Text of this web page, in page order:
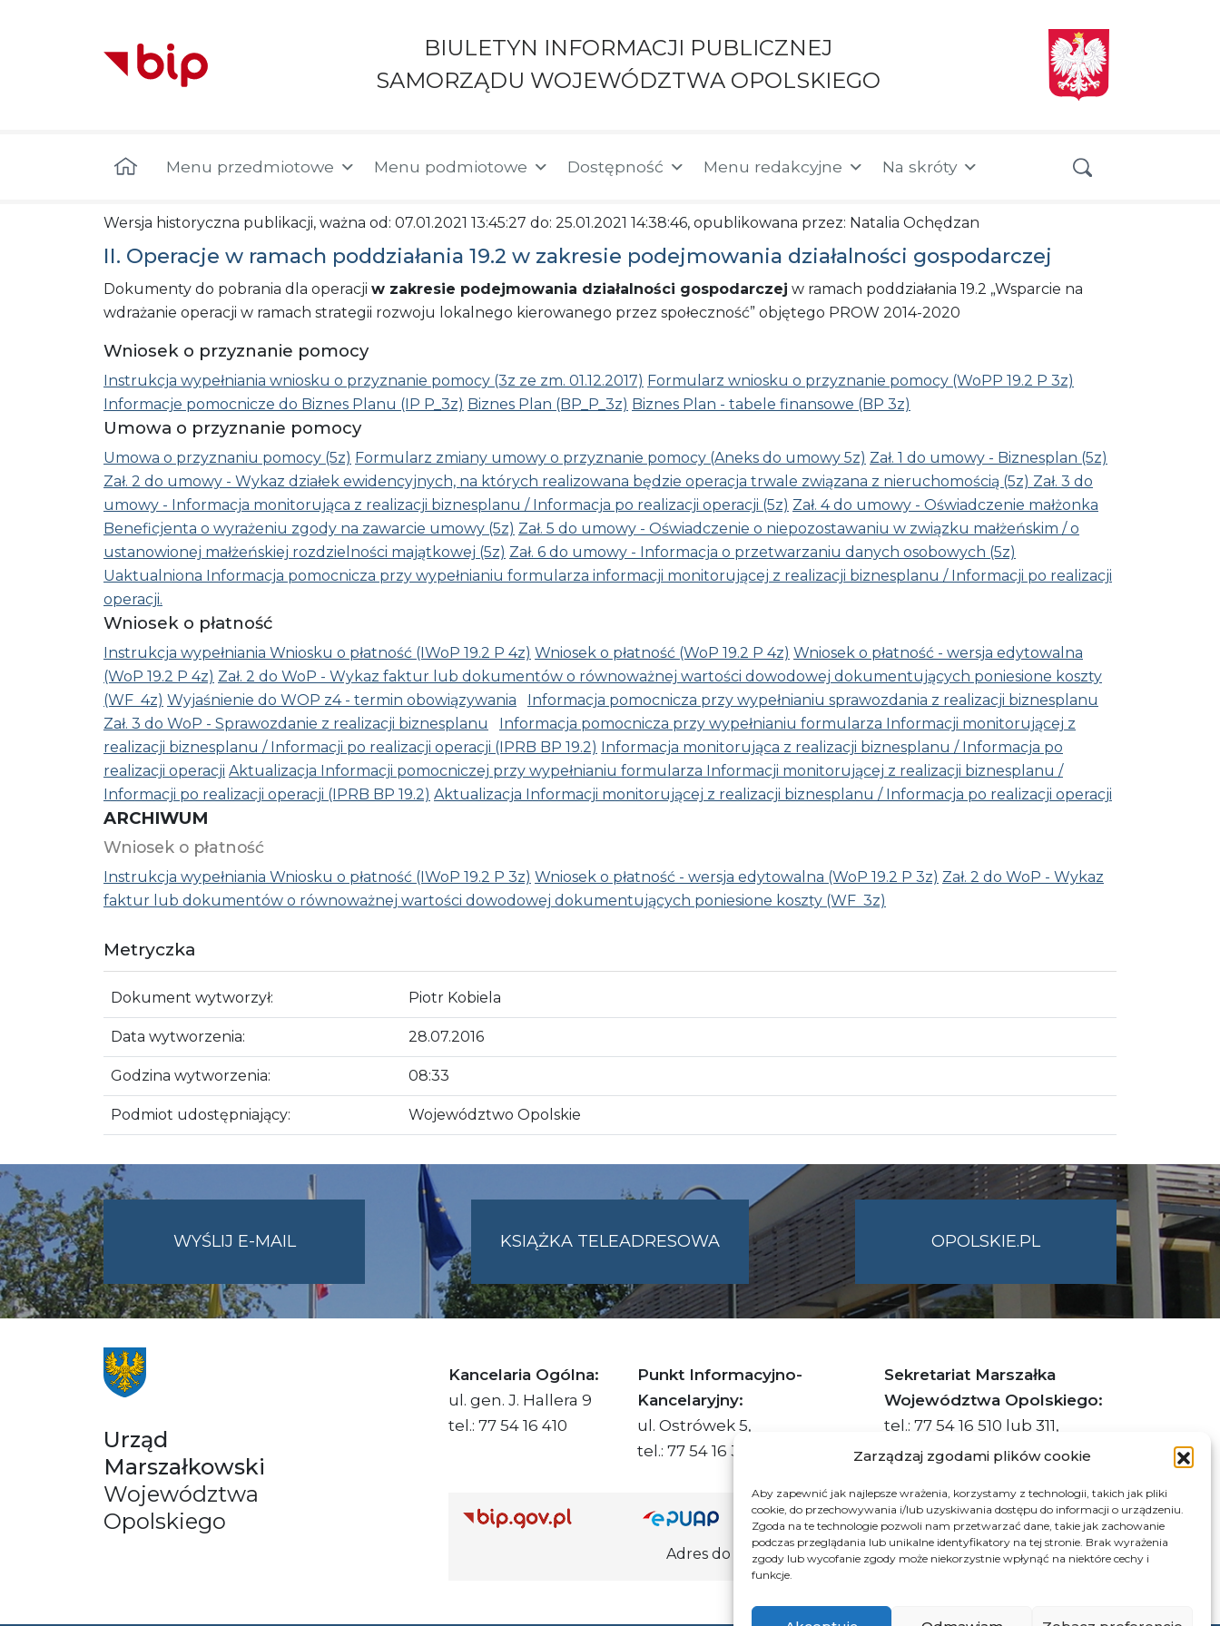
Zarządzaj zgodami plików cookie
Aby zapewnić jak najlepsze wrażenia, korzystamy z technologii, takich jak pliki
cookie, do przechowywania i/lub uzyskiwania dostępu do informacji o urządzeniu.
Zgoda na te technologie pozwoli nam przetwarzać dane, takie jak zachowanie
podczas przeglądania lub unikalne identyfikatory na tej stronie. Brak wyrażenia
zgody lub wycofanie zgody może niekorzystnie wpłynąć na niektóre cechy i
funkcje.
BIULETYN INFORMACJI PUBLICZNEJ
SAMORZĄDU WOJEWÓDZTWA OPOLSKIEGO
Menu przedmiotowe Menu podmiotowe Dostępność Menu redakcyjne Na skróty
Wersja historyczna publikacji, ważna od: 07.01.2021 13:45:27 do: 25.01.2021 14:38:46, opublikowana przez: Natalia Ochędzan
II. Operacje w ramach poddziałania 19.2 w zakresie podejmowania działalności gospodarczej
Dokumenty do pobrania dla operacji w zakresie podejmowania działalności gospodarczej w ramach poddziałania 19.2 „Wsparcie na
wdrażanie operacji w ramach strategii rozwoju lokalnego kierowanego przez społeczność” objętego PROW 2014-2020
Wniosek o przyznanie pomocy
Instrukcja wypełniania wniosku o przyznanie pomocy (3z ze zm. 01.12.2017) Formularz wniosku o przyznanie pomocy (WoPP 19.2 P 3z)
Informacje pomocnicze do Biznes Planu (IP P_3z) Biznes Plan (BP_P_3z) Biznes Plan - tabele finansowe (BP 3z)
Umowa o przyznanie pomocy
Umowa o przyznaniu pomocy (5z) Formularz zmiany umowy o przyznanie pomocy (Aneks do umowy 5z) Zał. 1 do umowy - Biznesplan (5z)
Zał. 2 do umowy - Wykaz działek ewidencyjnych, na których realizowana będzie operacja trwale związana z nieruchomością (5z) Zał. 3 do
umowy - Informacja monitorująca z realizacji biznesplanu / Informacja po realizacji operacji (5z) Zał. 4 do umowy - Oświadczenie małżonka
Beneficjenta o wyrażeniu zgody na zawarcie umowy (5z) Zał. 5 do umowy - Oświadczenie o niepozostawaniu w związku małżeńskim / o
ustanowionej małżeńskiej rozdzielności majątkowej (5z) Zał. 6 do umowy - Informacja o przetwarzaniu danych osobowych (5z)
Uaktualniona Informacja pomocnicza przy wypełnianiu formularza informacji monitorującej z realizacji biznesplanu / Informacji po realizacji
operacji.
Wniosek o płatność
Instrukcja wypełniania Wniosku o płatność (IWoP 19.2 P 4z) Wniosek o płatność (WoP 19.2 P 4z) Wniosek o płatność - wersja edytowalna
(WoP 19.2 P 4z) Zał. 2 do WoP - Wykaz faktur lub dokumentów o równoważnej wartości dowodowej dokumentujących poniesione koszty
(WF 4z) Wyjaśnienie do WOP z4 - termin obowiązywania
Informacja pomocnicza przy wypełnianiu sprawozdania z realizacji biznesplanu
Zał. 3 do WoP - Sprawozdanie z realizacji biznesplanu
Informacja pomocnicza przy wypełnianiu formularza Informacji monitorującej z
realizacji biznesplanu / Informacji po realizacji operacji (IPRB BP 19.2) Informacja monitorująca z realizacji biznesplanu / Informacja po
realizacji operacji Aktualizacja Informacji pomocniczej przy wypełnianiu formularza Informacji monitorującej z realizacji biznesplanu /
Informacji po realizacji operacji (IPRB BP 19.2) Aktualizacja Informacji monitorującej z realizacji biznesplanu / Informacja po realizacji operacji
ARCHIWUM
Wniosek o płatność
Instrukcja wypełniania Wniosku o płatność (IWoP 19.2 P 3z) Wniosek o płatność - wersja edytowalna (WoP 19.2 P 3z) Zał. 2 do WoP - Wykaz
faktur lub dokumentów o równoważnej wartości dowodowej dokumentujących poniesione koszty (WF 3z)
Metryczka
Dokument wytworzył: Piotr Kobiela
Data wytworzenia: 28.07.2016
Godzina wytworzenia: 08:33
Podmiot udostępniający: Województwo Opolskie
WYŚLIJ E-MAILNA
UMWO@OPOLSKIE.PL
KSIĄŻKA TELEADRESOWA OPOLSKIE.PL
Urząd
Marszałkowski
Województwa
Opolskiego
Kancelaria Ogólna:
ul. gen. J. Hallera 9
tel.: 77 54 16 410
Punkt Informacyjno-
Kancelaryjny:
ul. Ostrówek 5,
tel.: 77 54 16 332
Sekretariat Marszałka
Województwa Opolskiego:
tel.: 77 54 16 510 lub 311,
faks: 77 54 16 512
Adres ePUAP Urzędu: /q877fxtk55/SkrytkaESP
Adres do e-Doręczeń Urzędu: AE:PL-66703-73759-IGTUV-14